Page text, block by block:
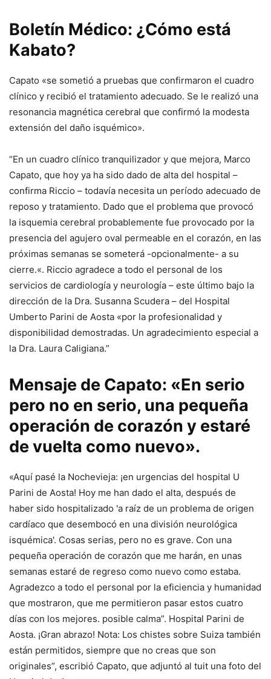
Boletín Médico: ¿Cómo está
Kabato?
Capato «se sometió a pruebas que confirmaron el cuadro
clínico y recibió el tratamiento adecuado. Se le realizó una
resonancia magnética cerebral que confirmó la modesta
extensión del daño isquémico».
“En un cuadro clínico tranquilizador y que mejora, Marco
Capato, que hoy ya ha sido dado de alta del hospital –
confirma Riccio – todavía necesita un período adecuado de
reposo y tratamiento. Dado que el problema que provocó
la isquemia cerebral probablemente fue provocado por la
presencia del agujero oval permeable en el corazón, en las
próximas semanas se someterá -opcionalmente- a su
cierre.«. Riccio agradece a todo el personal de los
servicios de cardiología y neurología – este último bajo la
dirección de la Dra. Susanna Scudera – del Hospital
Umberto Parini de Aosta «por la profesionalidad y
disponibilidad demostradas. Un agradecimiento especial a
la Dra. Laura Caligiana.”
Mensaje de Capato: «En serio
pero no en serio, una pequeña
operación de corazón y estaré
de vuelta como nuevo».
«Aquí pasé la Nochevieja: ¡en urgencias del hospital U
Parini de Aosta! Hoy me han dado el alta, después de
haber sido hospitalizado 'a raíz de un problema de origen
cardíaco que desembocó en una división neurológica
isquémica'. Cosas serias, pero no es grave. Con una
pequeña operación de corazón que me harán, en unas
semanas estaré de regreso como nuevo como estaba.
Agradezco a todo el personal por la eficiencia y humanidad
que mostraron, que me permitieron pasar estos cuatro
días con los mejores. posible calma”. Hospital Parini de
Aosta. ¡Gran abrazo! Nota: Los chistes sobre Suiza también
están permitidos, siempre que no creas que son
originales”, escribió Capato, que adjuntó al tuit una foto del